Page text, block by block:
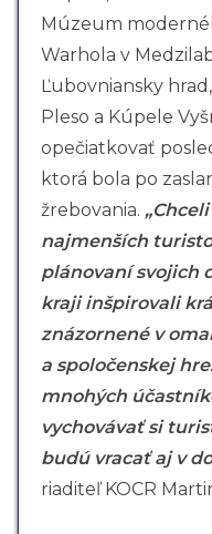
Múzeum
Warhola v
Ľubovniansky
Pleso a Kúpele
opečiatkovať
ktorá bola po
žrebovania.
najmenších
plánovaní svojich
kraji inšpirovali
znázornené v
a spoločenskej
mnohých
vychovávať si
budú vracať aj v
riaditeľ KOCR